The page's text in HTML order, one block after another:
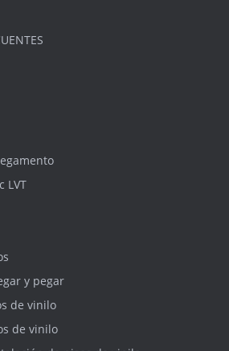
LVT
y pegar
de vinilo
de vinilo